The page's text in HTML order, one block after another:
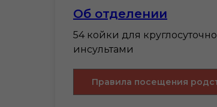
Об отделении
54 койки для
инсультами
Правила посещения